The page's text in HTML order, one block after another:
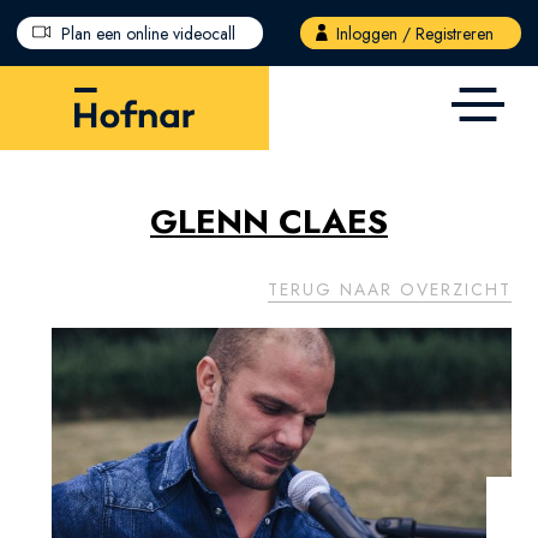
Overslaan en naar de inhoud gaan
Plan een online videocall
Inloggen / Registreren
GLENN CLAES
TERUG NAAR OVERZICHT